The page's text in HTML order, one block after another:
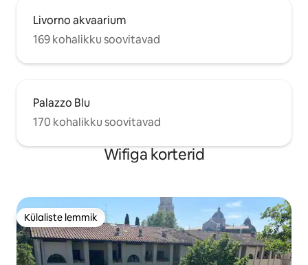
Livorno akvaarium
169 kohalikku soovitavad
Palazzo Blu
170 kohalikku soovitavad
Wifiga korterid
Külaliste lemmik
Külaliste lemmik